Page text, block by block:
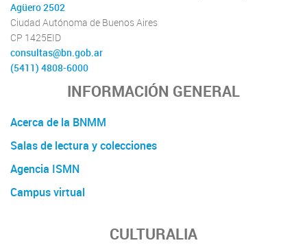
Agüero 2502
Ciudad Autónoma de Buenos Aires
CP 1425EID
consultas@bn.gob.ar
(5411) 4808-6000
INFORMACIÓN GENERAL
Acerca de la BNMM
Salas de lectura y colecciones
Agencia ISMN
Campus virtual
CULTURALIA